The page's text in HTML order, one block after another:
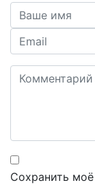
Сохранить